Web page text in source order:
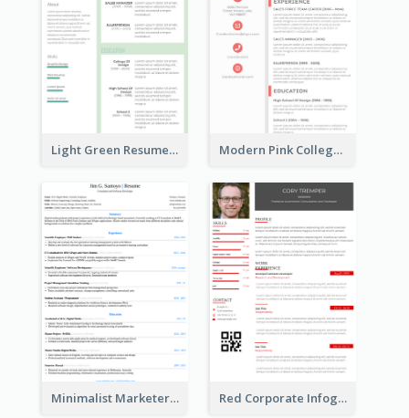
Light Green Resume Modern Pink College Student Resume
Minimalist Marketer Resume Red Corporate Infographic Resume